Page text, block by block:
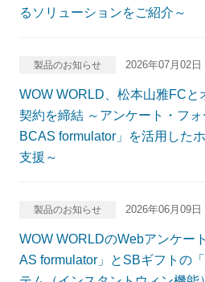
るソリューションをご紹介～
製品のお知らせ 2026年07月02日
WOW WORLD、松本山雅FCと
契約を締結 ～アンケート・フ
BCAS formulator」を活用した
支援～
製品のお知らせ 2026年06月09日
WOW WORLDのWebアンケー
AS formulator」とSBギフトの